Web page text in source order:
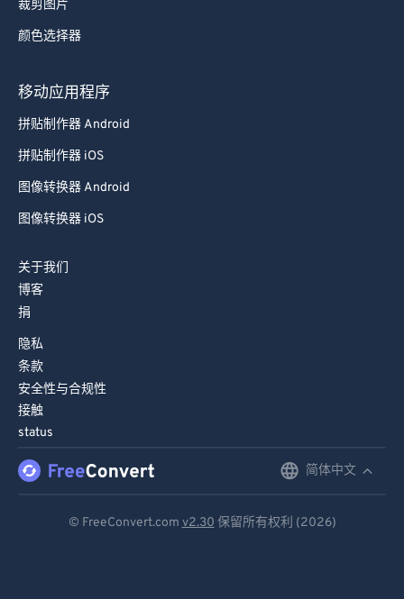
裁剪图片
颜色选择器
移动应用程序
拼贴制作器 Android
拼贴制作器 iOS
图像转换器 Android
图像转换器 iOS
关于我们
博客
捐
隐私
条款
安全性与合规性
接触
status
简体中文
© FreeConvert.com v2.30 保留所有权利 (2026)